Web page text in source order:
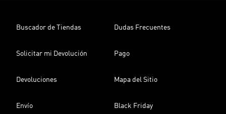
Buscador de Tiendas Dudas Frecuentes
Solicitar mi Devolución Pago
Devoluciones Mapa del Sitio
Envío Black Friday